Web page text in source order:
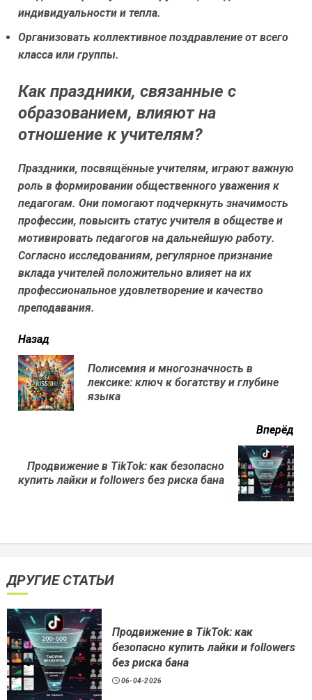
индивидуальности и тепла.
Организовать коллективное поздравление от всего
класса или группы.
Как праздники, связанные с
образованием, влияют на
отношение к учителям?
Праздники, посвящённые учителям, играют важную
роль в формировании общественного уважения к
педагогам. Они помогают подчеркнуть значимость
профессии, повысить статус учителя в обществе и
мотивировать педагогов на дальнейшую работу.
Согласно исследованиям, регулярное признание
вклада учителей положительно влияет на их
профессиональное удовлетворение и качество
преподавания.
читать
еще
Назад
Полисемия и многозначность в
лексике: ключ к богатству и глубине
языка
Вперёд
Next
post:
Продвижение в TikTok: как безопасно
купить лайки и followers без риска бана
ДРУГИЕ СТАТЬИ
Продвижение в TikTok: как
безопасно купить лайки и followers
без риска бана
06-04-2026